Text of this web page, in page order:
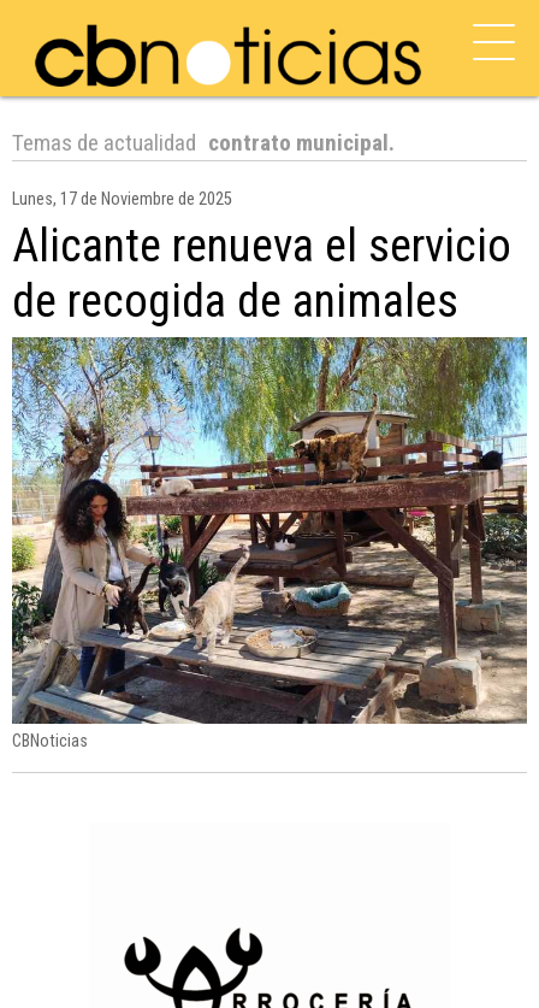
Temas de actualidad contrato municipal.
Lunes, 17 de Noviembre de 2025
Alicante renueva el servicio
de recogida de animales
CBNoticias